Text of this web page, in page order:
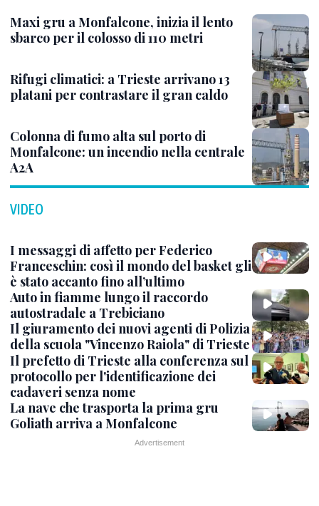
Maxi gru a Monfalcone, inizia il lento
sbarco per il colosso di 110 metri
Rifugi climatici: a Trieste arrivano 13
platani per contrastare il gran caldo
Colonna di fumo alta sul porto di
Monfalcone: un incendio nella centrale
A2A
VIDEO
I messaggi di affetto per Federico
Franceschin: così il mondo del basket gli
è stato accanto fino all’ultimo
Auto in fiamme lungo il raccordo
autostradale a Trebiciano
Il giuramento dei nuovi agenti di Polizia
della scuola "Vincenzo Raiola" di Trieste
Il prefetto di Trieste alla conferenza sul
protocollo per l'identificazione dei
cadaveri senza nome
La nave che trasporta la prima gru
Goliath arriva a Monfalcone